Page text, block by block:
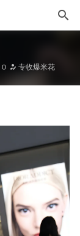
0 专收爆米花